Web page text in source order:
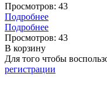
Просмотров: 43
Подробнее
Подробнее
Просмотров: 43
В корзину
Для того чтобы
регистрации